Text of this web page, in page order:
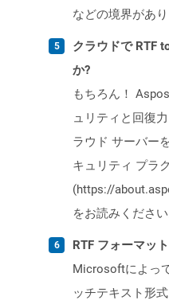
などの境界があり
クラウドで RTF
か?
もちろん！
ュリティと回復
ラウド サーバー
キュリティ プラ
(https://
をお読みください
RTF フォーマッ
Microsoftによっ
ッチテキスト形